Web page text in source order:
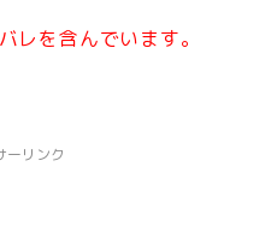
を含んでいます。
ーリンク